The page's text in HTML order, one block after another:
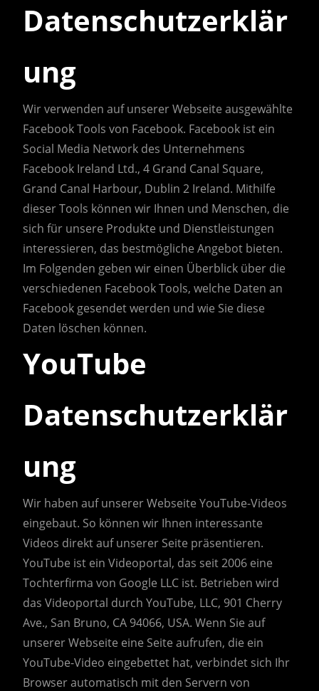
Datenschutzerklär
ung
Wir verwenden auf unserer Webseite ausgewählte
Facebook Tools von Facebook. Facebook ist ein
Social Media Network des Unternehmens
Facebook Ireland Ltd., 4 Grand Canal Square,
Grand Canal Harbour, Dublin 2 Ireland. Mithilfe
dieser Tools können wir Ihnen und Menschen, die
sich für unsere Produkte und Dienstleistungen
interessieren, das bestmögliche Angebot bieten.
Im Folgenden geben wir einen Überblick über die
verschiedenen Facebook Tools, welche Daten an
Facebook gesendet werden und wie Sie diese
Daten löschen können.
YouTube
Datenschutzerklär
ung
Wir haben auf unserer Webseite YouTube-Videos
eingebaut. So können wir Ihnen interessante
Videos direkt auf unserer Seite präsentieren.
YouTube ist ein Videoportal, das seit 2006 eine
Tochterfirma von Google LLC ist. Betrieben wird
das Videoportal durch YouTube, LLC, 901 Cherry
Ave., San Bruno, CA 94066, USA. Wenn Sie auf
unserer Webseite eine Seite aufrufen, die ein
YouTube-Video eingebettet hat, verbindet sich Ihr
Browser automatisch mit den Servern von